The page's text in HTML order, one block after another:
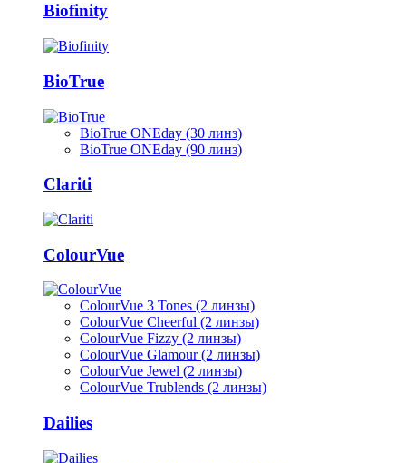
Biofinity
BioTrue
BioTrue ONEday (30 линз)
BioTrue ONEday (90 линз)
Clariti
ColourVue
ColourVue 3 Tones (2 линзы)
ColourVue Cheerful (2 линзы)
ColourVue Fizzy (2 линзы)
ColourVue Glamour (2 линзы)
ColourVue Jewel (2 линзы)
ColourVue Trublends (2 линзы)
Dailies